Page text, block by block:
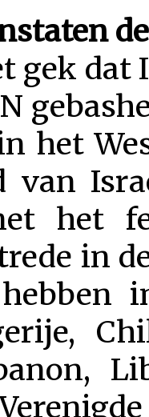
gek dat
het
van
het
in